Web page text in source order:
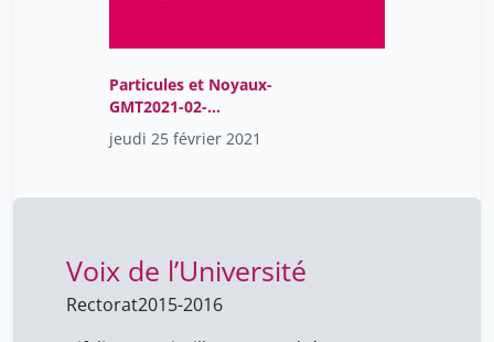
Particules et Noyaux-
GMT2021-02-
25T08:49:29Z
jeudi 25 février 2021
Voix de l’Université
Rectorat2015-2016